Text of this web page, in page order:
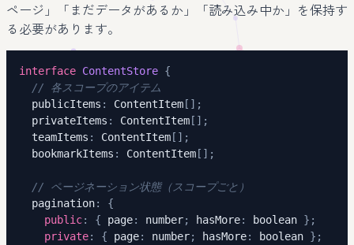
ページ」「まだデータがあるか」「読み込み中か」を保持す
る必要があります。
interface ContentStore {
// 各スコープのアイテム
  publicItems
: ContentItem [ ] ;
  privateItems
: ContentItem [ ] ;
  teamItems
: ContentItem [ ] ;
  bookmarkItems
: ContentItem [ ] ;
// ページネーション状態（スコープごと）
  pagination
:
{
public: { page: number; hasMore: boolean } ;
private: { page: number; hasMore: boolean } ;